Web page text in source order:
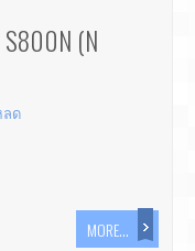
S800N (N
ลด
MORE...